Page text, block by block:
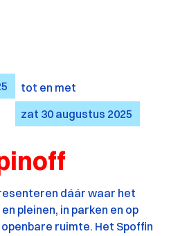
tot en met
zat 30 augustus 2025
dáár waar het
pleinen, in parken en op
ruimte. Het Spoffin